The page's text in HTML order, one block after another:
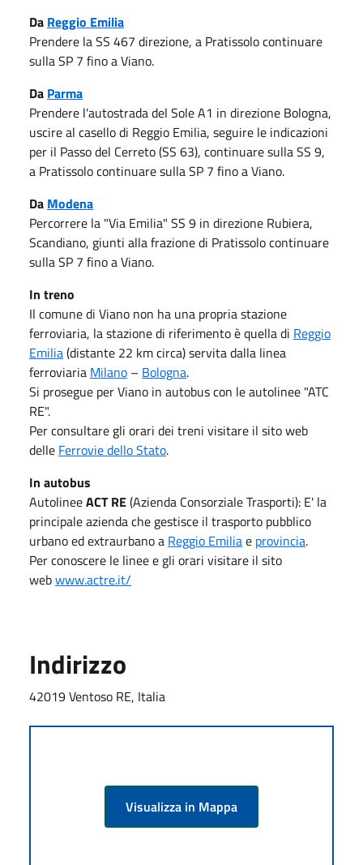
Da Reggio Emilia
Prendere la SS 467 direzione, a Pratissolo continuare
sulla SP 7 fino a Viano.
Da Parma
Prendere l'autostrada del Sole A1 in direzione Bologna,
uscire al casello di Reggio Emilia, seguire le indicazioni
per il Passo del Cerreto (SS 63), continuare sulla SS 9,
a Pratissolo continuare sulla SP 7 fino a Viano.
Da Modena
Percorrere la "Via Emilia" SS 9 in direzione Rubiera,
Scandiano, giunti alla frazione di Pratissolo continuare
sulla SP 7 fino a Viano.
In treno
Il comune di Viano non ha una propria stazione
ferroviaria, la stazione di riferimento è quella di Reggio
Emilia(distante 22 km circa) servita dalla linea
ferroviaria Milano – Bologna.
Si prosegue per Viano in autobus con le autolinee "ATC
RE".
Per consultare gli orari dei treni visitare il sito web
delle Ferrovie dello Stato.
In autobus
AutolineeACT RE(Azienda Consorziale Trasporti): E' la
principale azienda che gestisce il trasporto pubblico
urbano ed extraurbano a Reggio Emiliae provincia.
Per conoscere le linee e gli orari visitare il sito
webwww.actre.it/
Indirizzo
42019 Ventoso RE, Italia
Visualizza in Mappa